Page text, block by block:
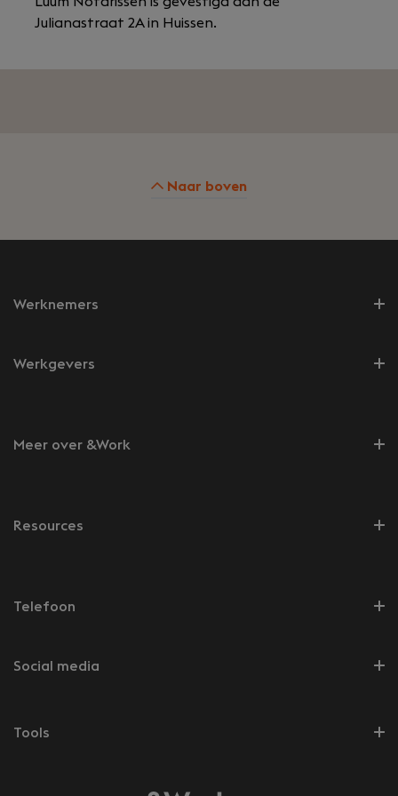
Julianastraat 2A in Huissen.
Naar boven
Werknemers
Werkgevers
Meer over &Work
Resources
Telefoon
Social media
Tools